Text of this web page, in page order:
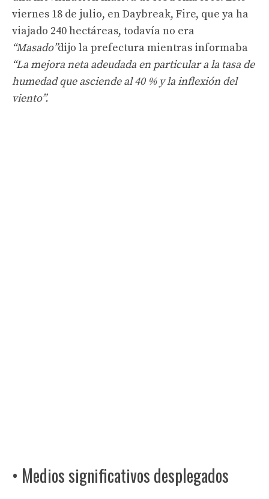
viernes 18 de julio, en Daybreak, Fire, que ya ha
viajado 240 hectáreas, todavía no era
“Masado”dijo la prefectura mientras informaba
“La mejora neta adeudada en particular a la tasa de
humedad que asciende al 40 % y la inflexión del
viento”.
• Medios significativos desplegados